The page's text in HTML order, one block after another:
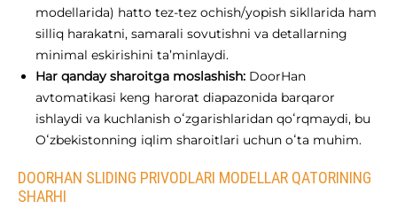
modellarida) hatto tez-tez ochish/yopish sikllarida ham
silliq harakatni, samarali sovutishni va detallarning
minimal eskirishini ta’minlaydi.
Har qanday sharoitga moslashish: DoorHan
avtomatikasi keng harorat diapazonida barqaror
ishlaydi va kuchlanish oʻzgarishlaridan qoʻrqmaydi, bu
Oʻzbekistonning iqlim sharoitlari uchun oʻta muhim.
DOORHAN SLIDING PRIVODLARI MODELLAR QATORINING
SHARHI